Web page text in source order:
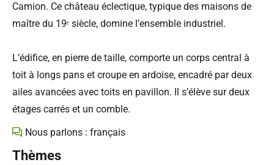
Camion. Ce château éclectique, typique des maisons de
maître du 19ᵉ siècle, domine l’ensemble industriel.
L’édifice, en pierre de taille, comporte un corps central à
toit à longs pans et croupe en ardoise, encadré par deux
ailes avancées avec toits en pavillon. Il s’élève sur deux
étages carrés et un comble.
Nous parlons : français
Thèmes